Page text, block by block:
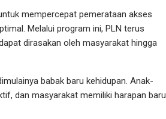
mempercepat pemerataan akses
Melalui program ini, PLN terus
dirasakan oleh masyarakat hingga
babak baru kehidupan. Anak-
dan masyarakat memiliki harapan baru